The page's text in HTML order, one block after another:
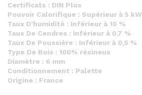
Certificats : DIN Plus
Pouvoir Calorifique : Supérieur à 5
Taux D’humidité : Inférieur à 10 %
Taux De Cendres : Inférieur à 0,7 %
Taux De Poussière : Inférieur à 0,5 %
Type De Bois : 100% résineux
Diamètre : 6 mm
Conditionnement : Palette
Origine : France